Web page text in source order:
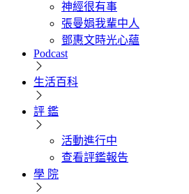
神經很有事
張曼娟我輩中人
鄧惠文時光心蘊
Podcast
生活百科
評 鑑
活動進行中
查看評鑑報告
學 院